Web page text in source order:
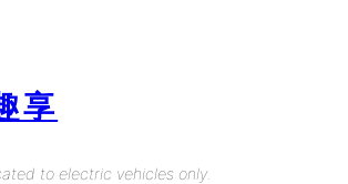
享
to electric vehicles only.